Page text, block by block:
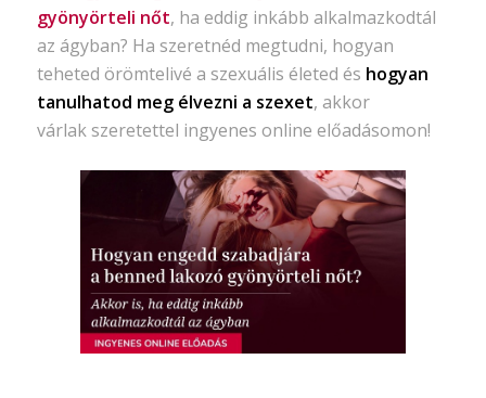
gyönyörteli nőt, ha eddig inkább alkalmazkodtál
az ágyban? Ha szeretnéd megtudni, hogyan
teheted örömtelivé a szexuális életed és hogyan
tanulhatod meg élvezni a szexet, akkor
várlak szeretettel ingyenes online előadásomon!